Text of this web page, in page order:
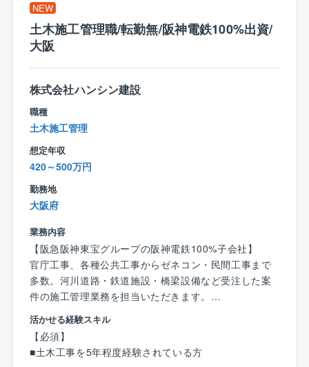
【組織】
・幅広い年齢の社員が在籍しており、仕事中でも冗談
を交えた会話を行いつつ和やかな雰囲気のもと業務を
合、全額負担します。
【同社の特徴】
・創業以来黒字経営の安定企業です。
顧客との関係構築を行っているため、安定して、受注
いただけています。
・同社は、設計技術者から調査技術者まで幅広い分野
の技術者が協働して業務を行う総合コンサルタントで
・ICT技術等、先進技術の導入が完了しています。
・技術士等の資格取得に向けては、講習会等の費用支
援やベテラン技術者が情熱的に技術伝承や指導を行っ
ています。
・有給平均11日（工事部平均9.7日！）
■家族手当も充実：
00万
・結婚祝い金10万円
・定年：68歳
・退職一時金制度あり
■キャリアパス
入社5年～10年 750万～1,500万円
■資格取得時の報奨金制度
・一級建築士：100万円
・1級土木施工管理技士、マンション管理士、管理業務
主任者：20万円
・二級建築士、1級建築施工管理技士：15万円
・その他、宅地建物取引士なども報奨金対象あり
NEW
土木施工管理職/転勤無/阪神電鉄100%出資/
大阪
株式会社ハンシン建設
職種
土木施工管理
想定年収
420～500万円
勤務地
大阪府
業務内容
【阪急阪神東宝グループの阪神電鉄100%子会社】
官庁工事、各種公共工事からゼネコン・民間工事まで
多数。河川道路・鉄道施設・橋梁設備など受注した案
件の施工管理業務を担当いただきます。
【具体的には】
■工事計画の立案
■品質・原価・工程・安全などの管理
活かせる経験スキル
【必須】
■土木工事を5年程度経験されている方